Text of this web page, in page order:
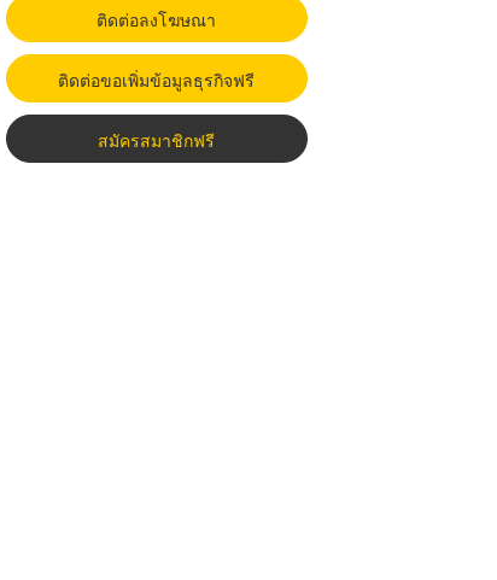
ติดต่อลงโฆษณา
ติดต่อขอเพิ่มข้อมูลธุรกิจฟรี
สมัครสมาชิกฟรี